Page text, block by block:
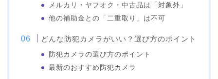
メルカリ・ヤフオク・中古品は「対象外」
他の補助金との「二重取り」は不可
どんな防犯カメラがいい？選び方のポイント
防犯カメラの選び方のポイント
最新のおすすめ防犯カメラ